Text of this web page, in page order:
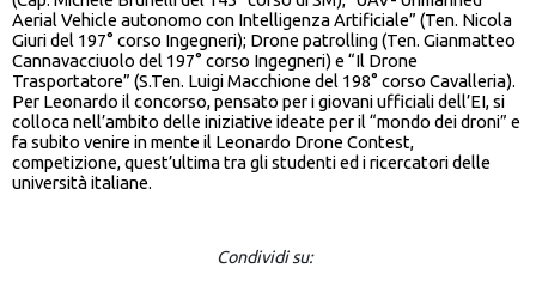
Aerial Vehicle autonomo con Intelligenza Artificiale” (Ten. Nicola
Giuri del 197° corso Ingegneri); Drone patrolling (Ten. Gianmatteo
Cannavacciuolo del 197° corso Ingegneri) e “Il Drone
Trasportatore” (S.Ten. Luigi Macchione del 198° corso Cavalleria).
Per Leonardo il concorso, pensato per i giovani ufficiali dell’EI, si
colloca nell’ambito delle iniziative ideate per il “mondo dei droni” e
fa subito venire in mente il Leonardo Drone Contest,
competizione, quest’ultima tra gli studenti ed i ricercatori delle
università italiane.
Condividi su: